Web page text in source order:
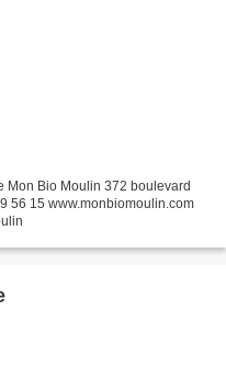
Mon Bio Moulin 372 boulevard
56 15 www.monbiomoulin.com